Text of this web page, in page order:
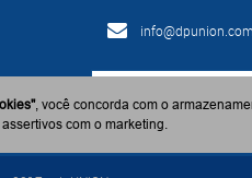
BAIXE AGORA
, você concorda com o
com o marketing.